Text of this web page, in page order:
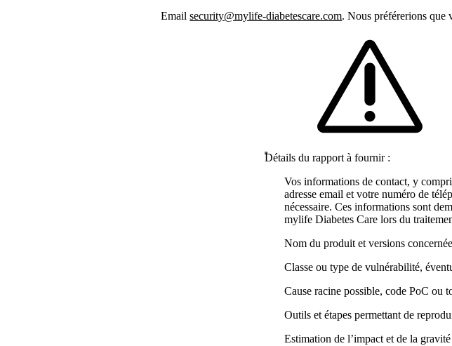
Emailsecurity@mylife-diabetescare.com. Nous préférerions que
Détails du rapport à fournir :
Vos informations de contact, y
adresse email et votre numéro de
nécessaire. Ces informations sont
mylife Diabetes Care lors du
Nom du produit et versions
Classe ou type de vulnérabilité,
Cause racine possible, code PoC ou
Outils et étapes permettant de
Estimation de l’impact et de la gravité